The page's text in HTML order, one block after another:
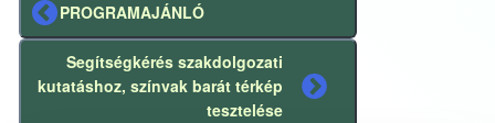
Előző
bejegyzés
PROGRAMAJÁNLÓ
Következő
Segítségkérés szakdolgozati
kutatáshoz, színvak barát térkép
tesztelése